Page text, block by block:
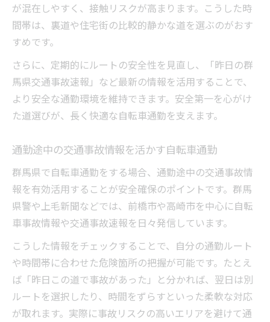
が混在しやすく、接触リスクが高まります。こうした時
間帯は、裏道や住宅街の比較的静かな道を選ぶのがおす
すめです。
さらに、定期的にルートの安全性を見直し、「昨日の群
馬県交通事故速報」など最新の情報を活用することで、
より安全な通勤環境を維持できます。安全第一を心がけ
た道選びが、長く快適な自転車通勤を支えます。
通勤途中の交通事故情報を活かす自転車通勤
群馬県で自転車通勤をする場合、通勤途中の交通事故情
報を有効活用することが安全確保のポイントです。群馬
県警や上毛新聞などでは、前橋市や高崎市を中心に自転
車事故情報や交通事故速報を日々発信しています。
こうした情報をチェックすることで、自分の通勤ルート
や時間帯に合わせた危険箇所の把握が可能です。たとえ
ば「昨日この道で事故があった」と分かれば、翌日は別
ルートを選択したり、時間をずらすといった柔軟な対応
が取れます。実際に事故リスクの高いエリアを避けて通